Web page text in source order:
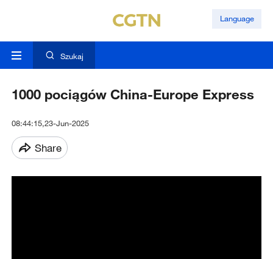
Language
Szukaj
1000 pociągów China-Europe Express
08:44:15,23-Jun-2025
Share